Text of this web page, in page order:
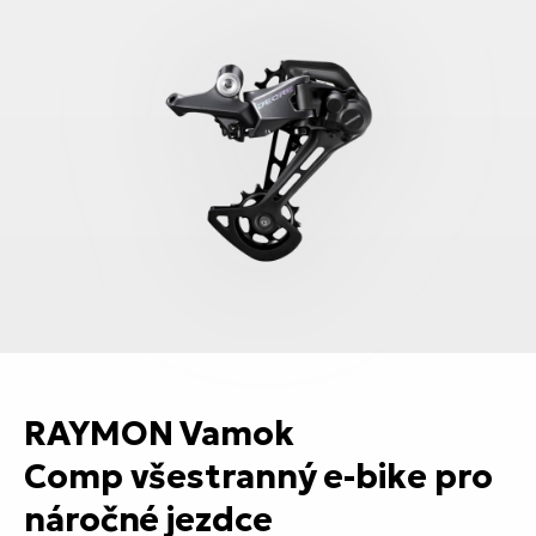
RAYMON Vamok
Comp všestranný e-bike pro
náročné jezdce